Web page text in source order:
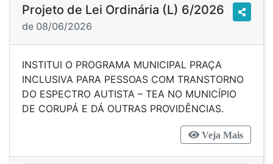
Projeto de Lei Ordinária (L) 6/2026
de 08/06/2026
INSTITUI O PROGRAMA MUNICIPAL PRAÇA
INCLUSIVA PARA PESSOAS COM TRANSTORNO
DO ESPECTRO AUTISTA – TEA NO MUNICÍPIO
DE CORUPÁ E DÁ OUTRAS PROVIDÊNCIAS.
Veja Mais